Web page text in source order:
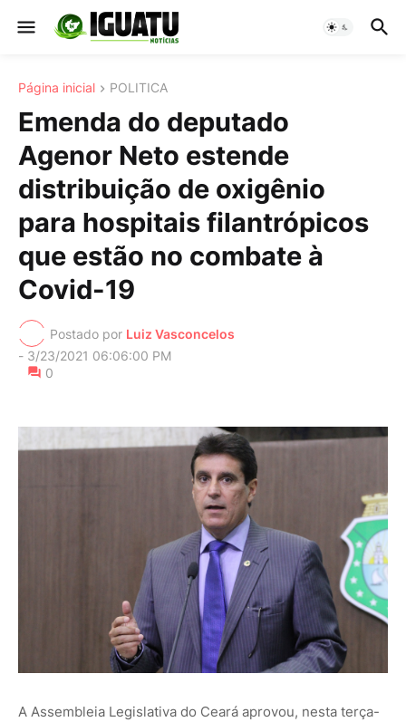
Página inicial POLITICA
Emenda do deputado
Agenor Neto estende
distribuição de oxigênio
para hospitais filantrópicos
que estão no combate à
Covid-19
Postado por Luiz Vasconcelos
- 3/23/2021 06:06:00 PM
0
A Assembleia Legislativa do Ceará aprovou, nesta terça-